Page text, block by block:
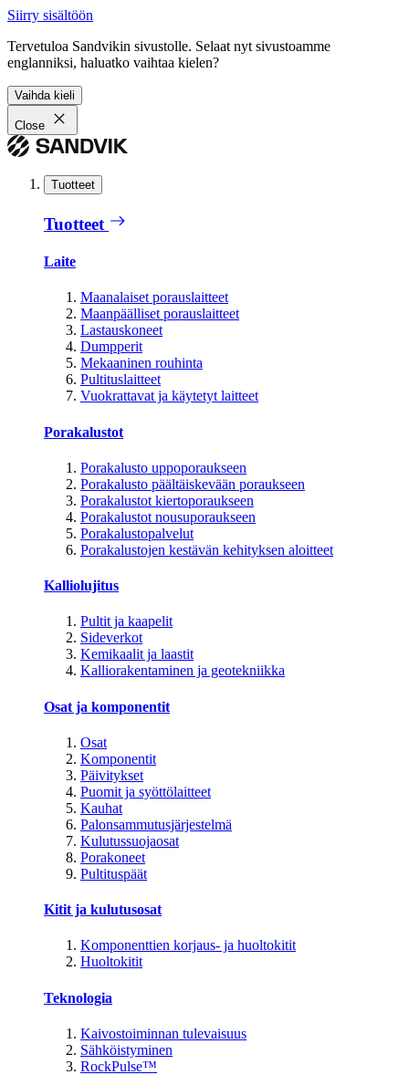
Siirry sisältöön
Tervetuloa Sandvikin sivustolle. Selaat nyt sivustoamme
englanniksi, haluatko vaihtaa kielen?
Vaihda kieli
Close
Tuotteet
Tuotteet
Laite
Maanalaiset porauslaitteet
Maanpäälliset porauslaitteet
Lastauskoneet
Dumpperit
Mekaaninen rouhinta
Pultituslaitteet
Vuokrattavat ja käytetyt laitteet
Porakalustot
Porakalusto uppoporaukseen
Porakalusto päältäiskevään poraukseen
Porakalustot kiertoporaukseen
Porakalustot nousuporaukseen
Porakalustopalvelut
Porakalustojen kestävän kehityksen aloitteet
Kalliolujitus
Pultit ja kaapelit
Sideverkot
Kemikaalit ja laastit
Kalliorakentaminen ja geotekniikka
Osat ja komponentit
Osat
Komponentit
Päivitykset
Puomit ja syöttölaitteet
Kauhat
Palonsammutusjärjestelmä
Kulutussuojaosat
Porakoneet
Pultituspäät
Kitit ja kulutusosat
Komponenttien korjaus- ja huoltokitit
Huoltokitit
Teknologia
Kaivostoiminnan tulevaisuus
Sähköistyminen
RockPulse™